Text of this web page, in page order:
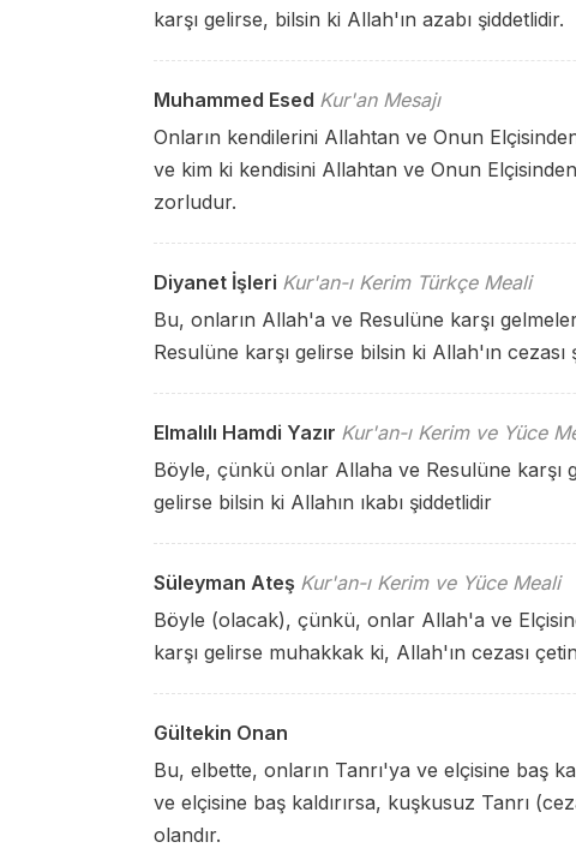
karşı gelirse, bilsin ki Allah'ın azabı şiddetlidir.
Muhammed Esed Kur'an Mesajı
Onların kendilerini Allahtan ve Onun
ve kim ki kendisini Allahtan ve Onun
zorludur.
Diyanet İşleri Kur'an-ı Kerim Türkçe Meali
Bu, onların Allah'a ve Resulüne karşı
Resulüne karşı gelirse bilsin ki Allah'ın cezası
Elmalılı Hamdi Yazır Kur'an-ı Kerim ve Yüce
Böyle, çünkü onlar Allaha ve Resulüne karşı
gelirse bilsin ki Allahın ıkabı şiddetlidir
Süleyman Ateş Kur'an-ı Kerim ve Yüce Meali
Böyle (olacak), çünkü, onlar Allah'a ve
karşı gelirse muhakkak ki, Allah'ın cezası
Gültekin Onan
Bu, elbette, onların Tanrı'ya ve elçisine baş
ve elçisine baş kaldırırsa, kuşkusuz Tanrı
olandır.